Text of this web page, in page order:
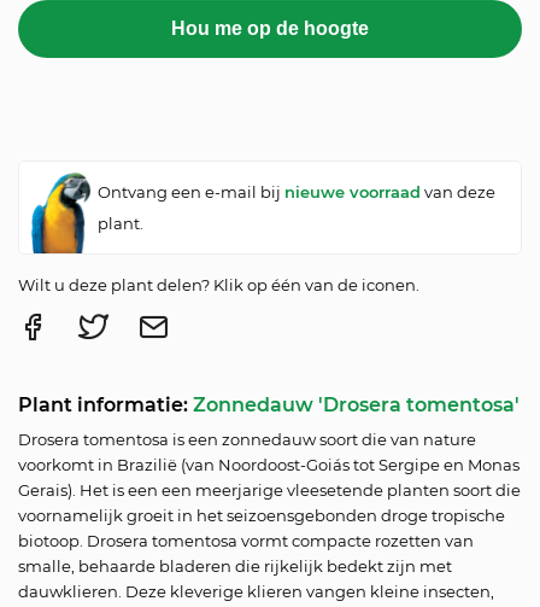
Ontvang een e-mail bij nieuwe voorraad van deze
plant.
Wilt u deze plant delen? Klik op één van de iconen.
Plant informatie: Zonnedauw 'Drosera tomentosa'
Drosera tomentosa is een zonnedauw soort die van nature
voorkomt in Brazilië (van Noordoost-Goiás tot Sergipe en Monas
Gerais). Het is een een meerjarige vleesetende planten soort die
voornamelijk groeit in het seizoensgebonden droge tropische
biotoop. Drosera tomentosa vormt compacte rozetten van
smalle, behaarde bladeren die rijkelijk bedekt zijn met
dauwklieren. Deze kleverige klieren vangen kleine insecten,